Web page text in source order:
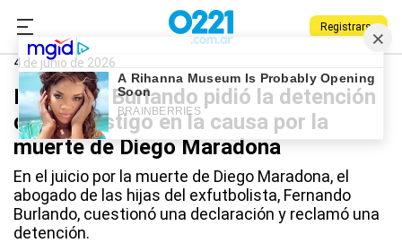
Registrarse
0221.com.ar
Fernando Burlando
4 de junio de 2026
Fernando Burlando pidió la detención
de una testigo en la causa por la
muerte de Diego Maradona
En el juicio por la muerte de Diego Maradona, el
abogado de las hijas del exfutbolista, Fernando
Burlando, cuestionó una declaración y reclamó una
detención.